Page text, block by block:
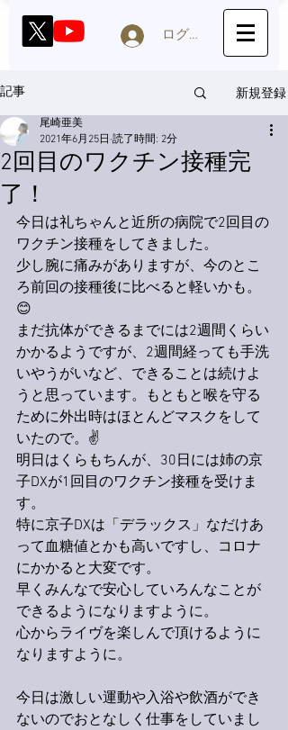
ログイン
記事 新規登録
2回目のワクチン接種完
了！
尾崎亜美
2021年6月25日 読了時間: 2分
今日は礼ちゃんと近所の病院で2回目の
ワクチン接種をしてきました。
少し腕に痛みがありますが、今のとこ
ろ前回の接種後に比べると軽いかも。
😊
まだ抗体ができるまでには2週間くらい
かかるようですが、2週間経っても手洗
いやうがいなど、できることは続けよ
うと思っています。もともと喉を守る
ために外出時はほとんどマスクをして
いたので。✌️
明日はくらもちんが、30日には姉の京
子DXが1回目のワクチン接種を受けま
す。
特に京子DXは「デラックス」なだけあ
って血糖値とかも高いですし、コロナ
にかかると大変です。
早くみんなで安心していろんなことが
できるようになりますように。
心からライヴを楽しんで頂けるように
なりますように。
今日は激しい運動や入浴や飲酒ができ
ないのでおとなしく仕事をしていまし